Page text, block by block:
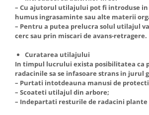
– Cu ajutorul utilajului pot fi introduse in
humus ingrasaminte sau alte materii
– Pentru a putea prelucra solul utilajul
cerc sau prin miscari de avans-retragere.
Curatarea utilajului
In timpul lucrului exista posibilitatea ca
radacinile sa se infasoare strans in jurul
– Purtati intotdeauna manusi de
– Scoateti utilajul din arbore;
– Indepartati resturile de radacini plante